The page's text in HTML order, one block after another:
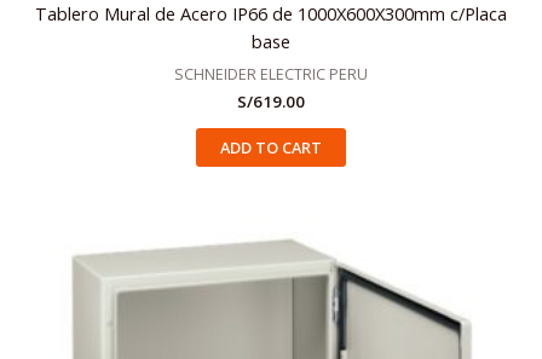
Tablero Mural de Acero IP66 de 1000X600X300mm c/Placa
base
SCHNEIDER ELECTRIC PERU
S/619.00
ADD TO CART